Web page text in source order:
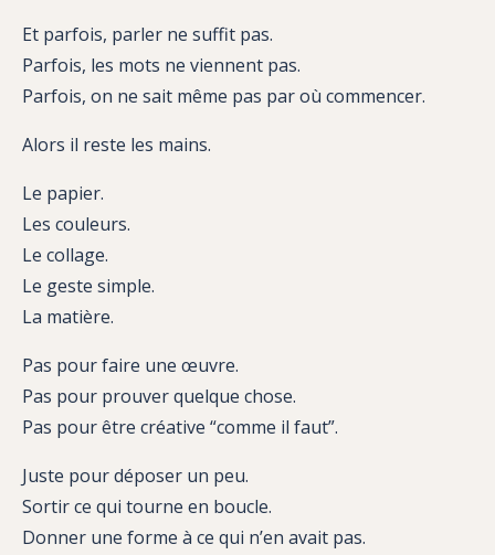
Et parfois, parler ne suffit pas.
Parfois, les mots ne viennent pas.
Parfois, on ne sait même pas par où commencer.
Alors il reste les mains.
Le papier.
Les couleurs.
Le collage.
Le geste simple.
La matière.
Pas pour faire une œuvre.
Pas pour prouver quelque chose.
Pas pour être créative “comme il faut”.
Juste pour déposer un peu.
Sortir ce qui tourne en boucle.
Donner une forme à ce qui n’en avait pas.